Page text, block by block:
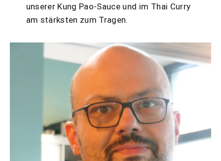
unserer Kung Pao-Sauce und im Thai Curry
am stärksten zum Tragen.